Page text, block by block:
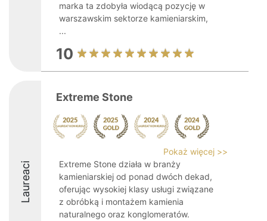
marka ta zdobyła wiodącą pozycję w
warszawskim sektorze kamieniarskim,
...
10
Laureaci
Extreme Stone
Pokaż więcej >>
Extreme Stone działa w branży
kamieniarskiej od ponad dwóch dekad,
oferując wysokiej klasy usługi związane
z obróbką i montażem kamienia
naturalnego oraz konglomeratów.